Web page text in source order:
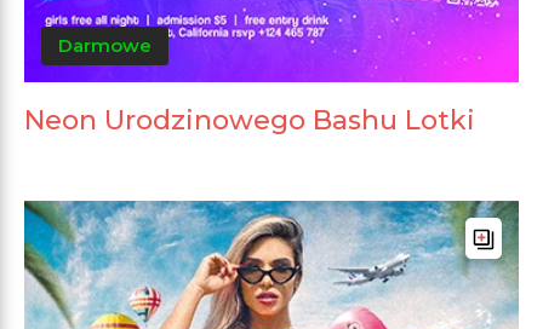
Darmowe
Neon Urodzinowego Bashu Lotki